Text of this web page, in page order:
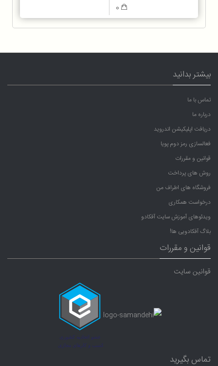
بیشتر بدانید
تماس با ما
درباره ما
دریافت اپلیکیشن اندروید
فعالسازی رمز دوم پویا
قوانین و مقررات
روش های پرداخت
فروشگاه های اطراف من
درخواست همکاری
ویدئوهای آموزش سایت آفکادو
بلاگ آفکادویی ها!
قوانین و مقررات
قوانین سایت
تماس بگیرید